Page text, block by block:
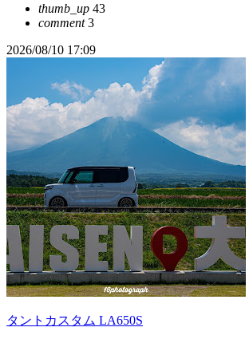
thumb_up 43
comment3
2026/08/10 17:09
タントカスタム LA650S